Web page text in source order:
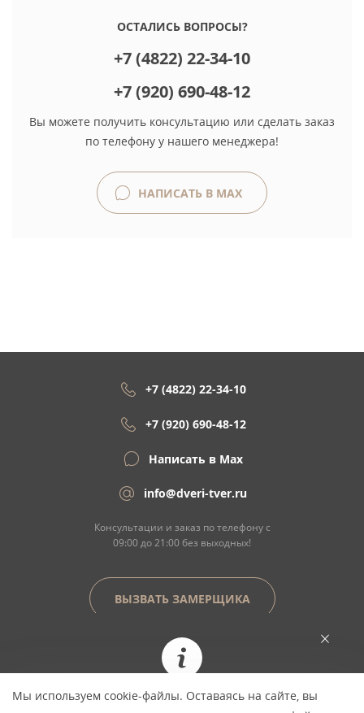
ОСТАЛИСЬ ВОПРОСЫ?
+7 (4822) 22-34-10
+7 (920) 690-48-12
Вы можете получить консультацию или сделать заказ
по телефону у нашего менеджера!
НАПИСАТЬ В MAX
При заказе сегодня цена фиксируется и не
+7 (4822) 22-34-10
+7 (920) 690-48-12
Написать в Max
info@dveri-tver.ru
Консультации и заказ по телефону с
09:00 до 21:00 без выходных!
ВЫЗВАТЬ ЗАМЕРЩИКА
Сайт не является договором оферты
© Copyright 2026 ООО "Двери Тверь" Dveri-
Мы используем cookie-файлы. Оставаясь на сайте, вы